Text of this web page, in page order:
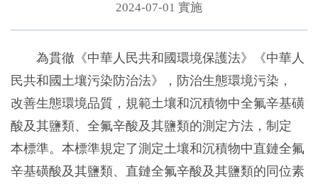
2024-07-01 實施
為貫徹《中華人民共和國環境保護法》《中華人
民共和國土壤污染防治法》，防治生態環境污染，
改善生態環境品質，規範土壤和沉積物中全氟辛基磺
酸及其鹽類、全氟辛酸及其鹽類的測定方法，制定
本標準。本標準規定了測定土壤和沉積物中直鏈全氟
辛基磺酸及其鹽類、直鏈全氟辛酸及其鹽類的同位素